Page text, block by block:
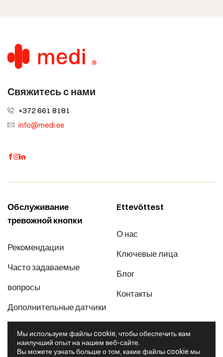
Мы используем файлы cookie, чтобы обеспечить вам
наилучший опыт на нашем веб-сайте.
Вы можете узнать больше о том, какие файлы cookie мы
Свяжитесь с нами
+372 661 8181
info@medi.ee
Обслуживание
тревожной кнопки
Рекомендации
Часто задаваемые
вопросы
Дополнительные датчики
Муниципалитету
Ettevõttest
О нас
Ключевые лица
Блог
Контакты